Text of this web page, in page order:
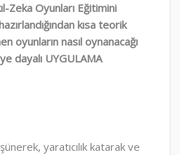
Zeka Oyunları Eğitimini
kısa teorik
oyunların nasıl oynanacağı
dayalı UYGULAMA
yaratıcılık katarak ve